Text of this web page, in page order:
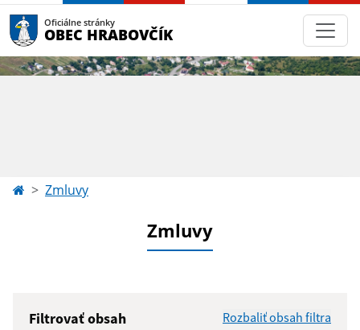
Oficiálne stránky
OBEC HRABOVČÍK
Zmluvy
Zmluvy
Filtrovať obsah
Rozbaliť obsah filtra